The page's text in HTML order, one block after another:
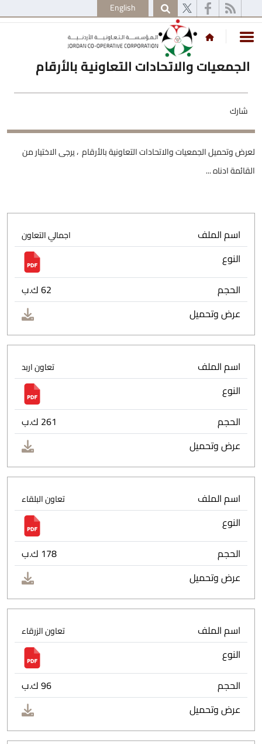
English
الجمعيات والاتحادات التعاونية بالأرقام
شارك
لعرض وتحميل الجمعيات والاتحادات التعاونية بالأرقام ، يرجى الاختيار من
القائمة ادناه ...
اسم الملف اجمالي التعاون
النوع
الحجم
62 ك.ب
عرض وتحميل
اسم الملف تعاون اربد
النوع
الحجم
261 ك.ب
عرض وتحميل
اسم الملف تعاون البلقاء
النوع
الحجم
178 ك.ب
عرض وتحميل
اسم الملف تعاون الزرقاء
النوع
الحجم
96 ك.ب
عرض وتحميل